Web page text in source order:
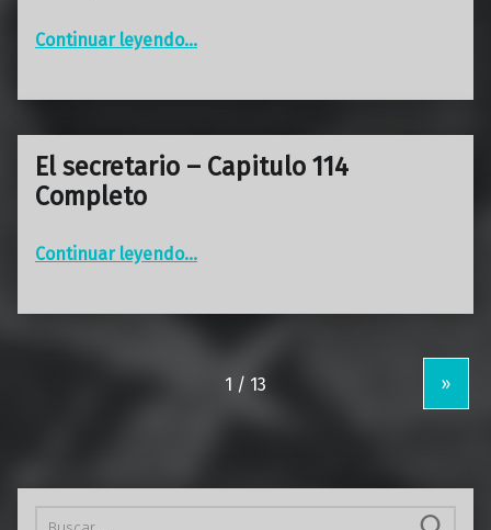
Continuar leyendo…
El secretario – Capitulo 114
Completo
Continuar leyendo…
»